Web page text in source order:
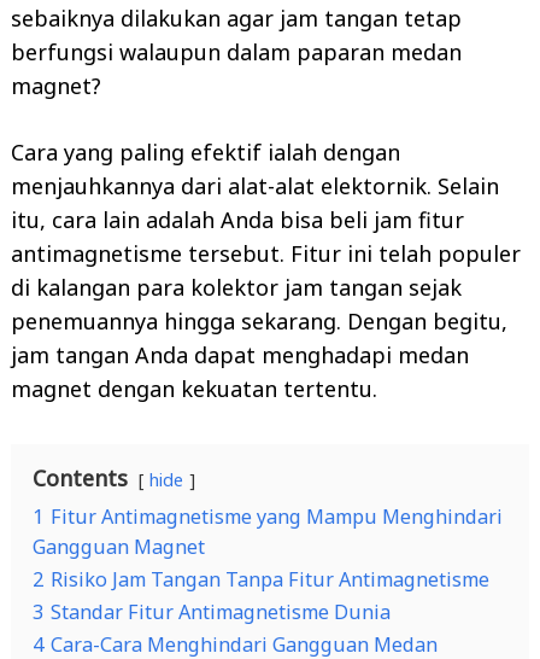
sebaiknya dilakukan agar jam tangan tetap
berfungsi walaupun dalam paparan medan
magnet?
Cara yang paling efektif ialah dengan
menjauhkannya dari alat-alat elektornik. Selain
itu, cara lain adalah Anda bisa beli jam fitur
antimagnetisme tersebut. Fitur ini telah populer
di kalangan para kolektor jam tangan sejak
penemuannya hingga sekarang. Dengan begitu,
jam tangan Anda dapat menghadapi medan
magnet dengan kekuatan tertentu.
Contents hide
1 Fitur Antimagnetisme yang Mampu Menghindari
Gangguan Magnet
2 Risiko Jam Tangan Tanpa Fitur Antimagnetisme
3 Standar Fitur Antimagnetisme Dunia
4 Cara-Cara Menghindari Gangguan Medan